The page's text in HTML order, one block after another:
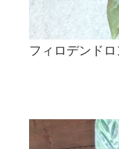
フィロデンド